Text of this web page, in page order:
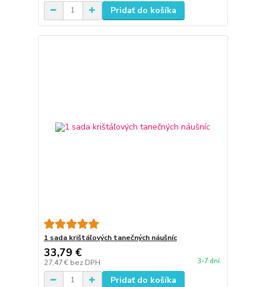
Pridať do košíka
1 sada krištáľových tanečných náušníc
33,79 €
27,47 € bez DPH 3-7 dní
Pridať do košíka